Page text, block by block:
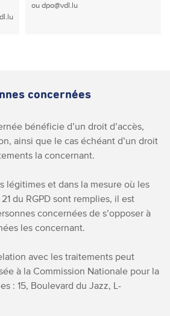
ou dpo@vdl.lu
concernées
bénéficie d’un droit d’accès,
ainsi que le cas échéant d’un droit
la concernant.
légitimes et dans la mesure où les
du RGPD sont remplies, il est
concernées de s’opposer à
les concernant.
avec les traitements peut
à la Commission Nationale pour la
: 15, Boulevard du Jazz, L-